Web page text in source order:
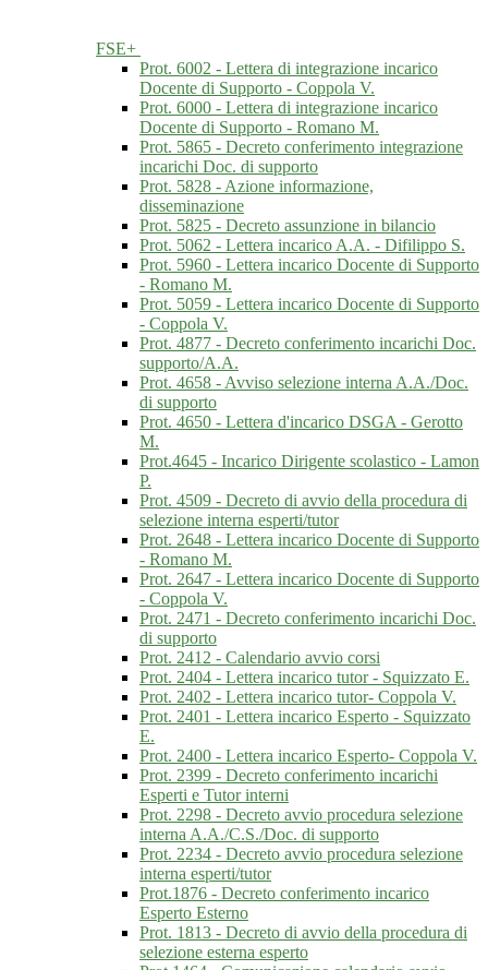
FSE+
Prot. 6002 - Lettera di integrazione incarico
Docente di Supporto - Coppola V.
Prot. 6000 - Lettera di integrazione incarico
Docente di Supporto - Romano M.
Prot. 5865 - Decreto conferimento integrazione
incarichi Doc. di supporto
Prot. 5828 - Azione informazione,
disseminazione
Prot. 5825 - Decreto assunzione in bilancio
Prot. 5062 - Lettera incarico A.A. - Difilippo S.
Prot. 5960 - Lettera incarico Docente di Supporto
- Romano M.
Prot. 5059 - Lettera incarico Docente di Supporto
- Coppola V.
Prot. 4877 - Decreto conferimento incarichi Doc.
supporto/A.A.
Prot. 4658 - Avviso selezione interna A.A./Doc.
di supporto
Prot. 4650 - Lettera d'incarico DSGA - Gerotto
M.
Prot.4645 - Incarico Dirigente scolastico - Lamon
P.
Prot. 4509 - Decreto di avvio della procedura di
selezione interna esperti/tutor
Prot. 2648 - Lettera incarico Docente di Supporto
- Romano M.
Prot. 2647 - Lettera incarico Docente di Supporto
- Coppola V.
Prot. 2471 - Decreto conferimento incarichi Doc.
di supporto
Prot. 2412 - Calendario avvio corsi
Prot. 2404 - Lettera incarico tutor - Squizzato E.
Prot. 2402 - Lettera incarico tutor- Coppola V.
Prot. 2401 - Lettera incarico Esperto - Squizzato
E.
Prot. 2400 - Lettera incarico Esperto- Coppola V.
Prot. 2399 - Decreto conferimento incarichi
Esperti e Tutor interni
Prot. 2298 - Decreto avvio procedura selezione
interna A.A./C.S./Doc. di supporto
Prot. 2234 - Decreto avvio procedura selezione
interna esperti/tutor
Prot.1876 - Decreto conferimento incarico
Esperto Esterno
Prot. 1813 - Decreto di avvio della procedura di
selezione esterna esperto